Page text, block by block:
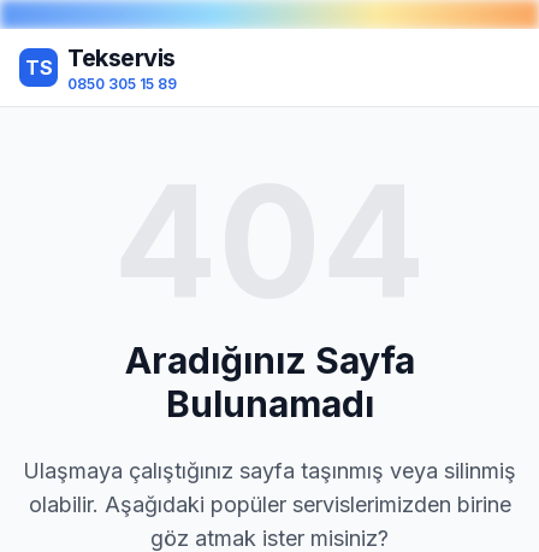
TS Tekservis
0850 305 15 89
Aradığınız Sayfa
Bulunamadı
Ulaşmaya çalıştığınız sayfa taşınmış veya silinmiş
olabilir. Aşağıdaki popüler servislerimizden birine
göz atmak ister misiniz?